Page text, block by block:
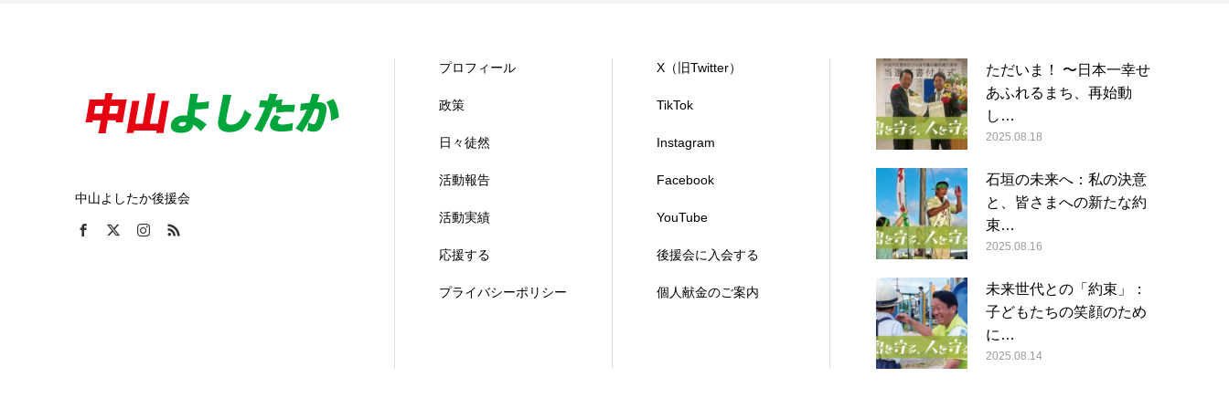
中山よしたか後援会
プロフィール
政策
日々徒然
活動報告
活動実績
応援する
プライバシーポリシー
X（旧Twitter）
TikTok
Instagram
Facebook
YouTube
後援会に入会する
個人献金のご案内
ただいま！ 〜日本一幸せ
あふれるまち、再始動
し…
2025.08.18
石垣の未来へ：私の決意
と、皆さまへの新たな約
束…
2025.08.16
未来世代との「約束」：
子どもたちの笑顔のため
に…
2025.08.14